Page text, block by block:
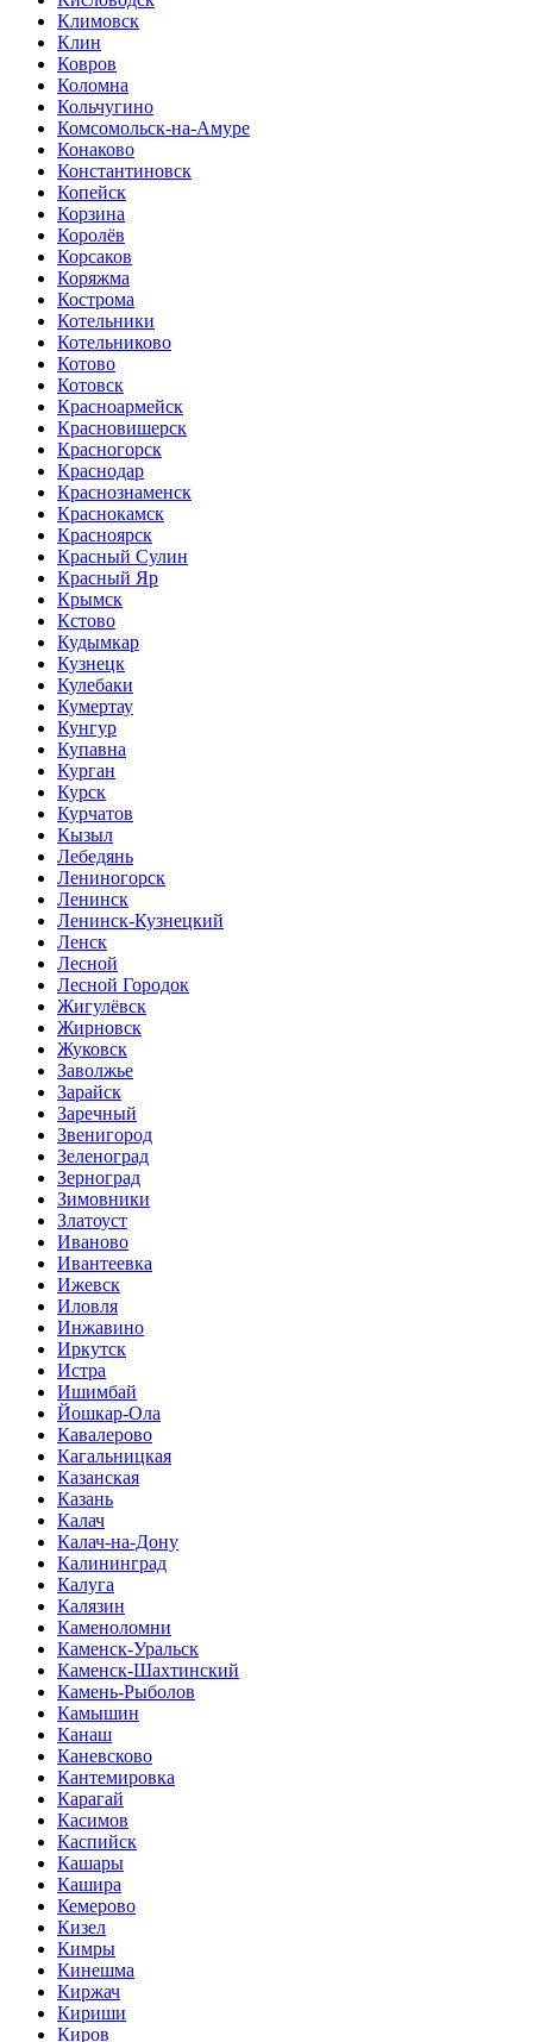
Климовск
Клин
Ковров
Коломна
Кольчугино
Комсомольск-на-Амуре
Конаково
Константиновск
Копейск
Корзина
Королёв
Корсаков
Коряжма
Кострома
Котельники
Котельниково
Котово
Котовск
Красноармейск
Красновишерск
Красногорск
Краснодар
Краснознаменск
Краснокамск
Красноярск
Красный Сулин
Красный Яр
Крымск
Кстово
Кудымкар
Кузнецк
Кулебаки
Кумертау
Кунгур
Купавна
Курган
Курск
Курчатов
Кызыл
Лебедянь
Лениногорск
Ленинск
Ленинск-Кузнецкий
Ленск
Лесной
Лесной Городок
Жигулёвск
Жирновск
Жуковск
Заволжье
Зарайск
Заречный
Звенигород
Зеленоград
Зерноград
Зимовники
Златоуст
Иваново
Ивантеевка
Ижевск
Иловля
Инжавино
Иркутск
Истра
Ишимбай
Йошкар-Ола
Кавалерово
Кагальницкая
Казанская
Казань
Калач
Калач-на-Дону
Калининград
Калуга
Калязин
Каменоломни
Каменск-Уральск
Каменск-Шахтинский
Камень-Рыболов
Камышин
Канаш
Каневсково
Кантемировка
Карагай
Касимов
Каспийск
Кашары
Кашира
Кемерово
Кизел
Кимры
Кинешма
Киржач
Кириши
Киров